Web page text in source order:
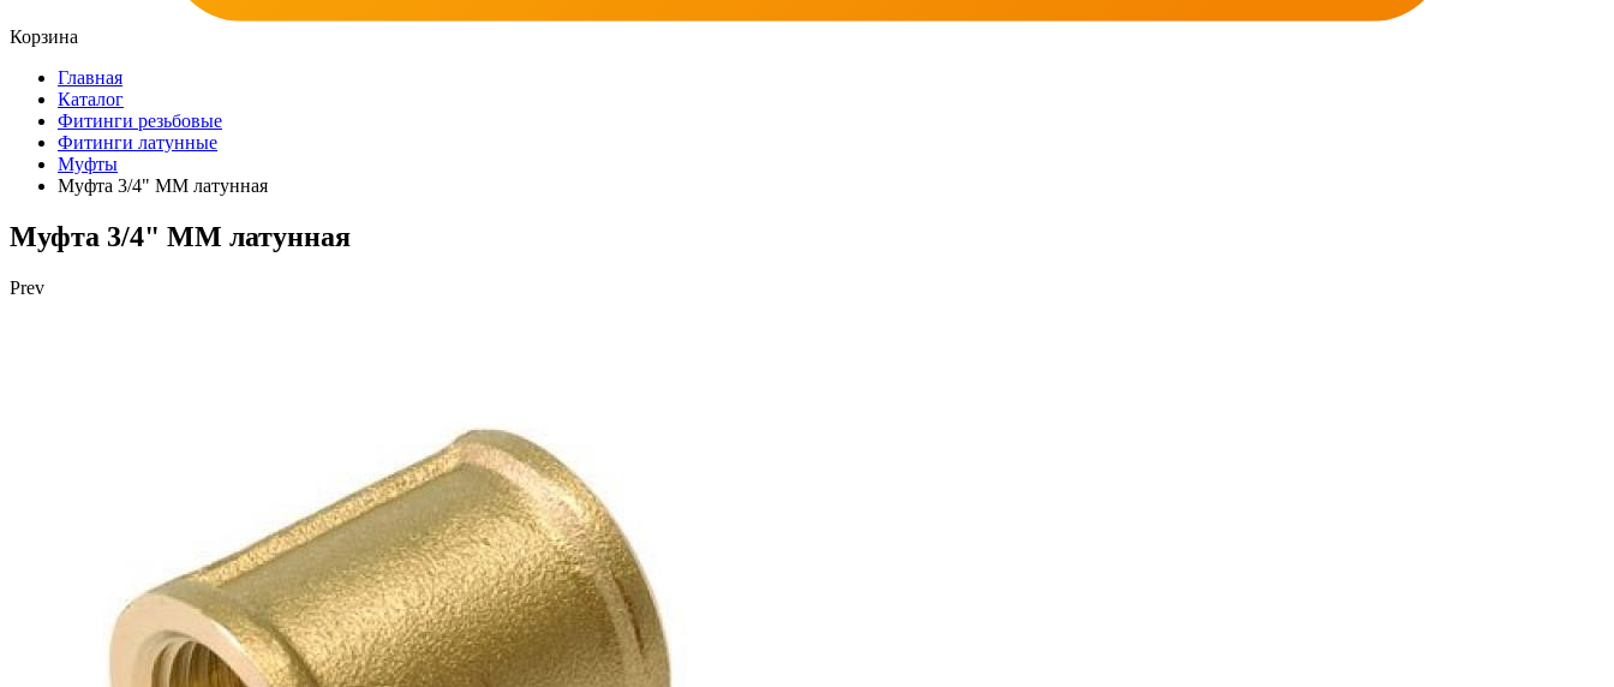
Корзина
Главная
Каталог
Фитинги резьбовые
Фитинги латунные
Муфты
Муфта 3/4" ММ латунная
Муфта 3/4" ММ латунная
Prev